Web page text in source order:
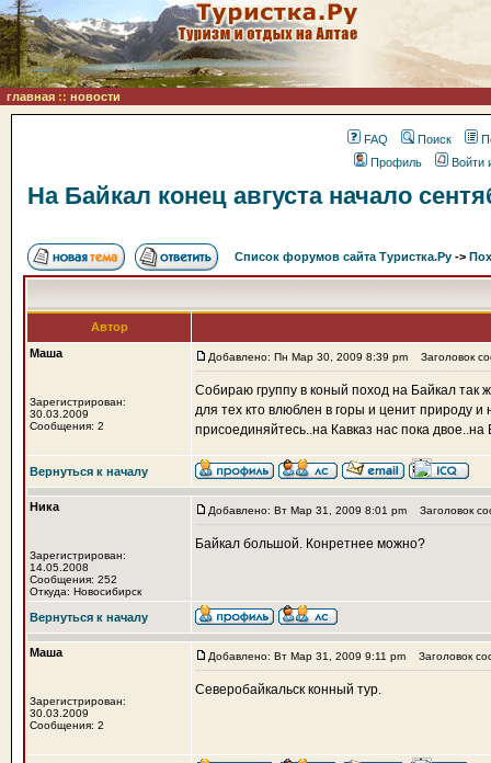
главная :: новости
FAQ Поиск
Профиль
Войти
На Байкал конец августа начало
Список форумов сайта Туристка.Ру ->
Автор
Маша
Зарегистрирован:
30.03.2009
Сообщения: 2
Добавлено: Пн Мар 30, 2009 8:39 pm Заголовок
Собираю группу в коный поход на Байкал так
для тех кто влюблен в горы и ценит
присоединяйтесь..на Кавказ нас пока
Вернуться к началу
Ника
Зарегистрирован:
14.05.2008
Сообщения: 252
Откуда: Новосибирск
Добавлено: Вт Мар 31, 2009 8:01 pm Заголовок
Байкал большой. Конретнее можно?
Вернуться к началу
Маша
Зарегистрирован:
30.03.2009
Сообщения: 2
Добавлено: Вт Мар 31, 2009 9:11 pm Заголовок
Северобайкальск конный тур.